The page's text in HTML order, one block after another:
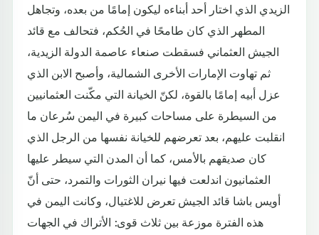
الزيدي الذي اختار أحد أبناءه ليكون إمامًا من بعده، وتجاهل
المطهر الذي كان طامحًا في الحُكم، فتحالف مع قائد
الجيش العثماني فسقطت صنعاء عاصمة الدولة الزيدية،
ثم تهاوت الإمارات الأخرى الشمالية، وأصبح الابن الذي
عزل أبيه إمامًا بالقوة، لكنّ الخيانة التي مكّنت العثمانيين
من السيطرة على مساحات كبيرة في اليمن سُرعان ما
انقلبت عليهم، بعد تعرضهم للخيانة نفسها من الرجل الذي
كان صديقهم بالأمس، كما أن المدن التي سيطر عليها
العثمانيون اندلعت فيها نيران الثورات والتمرد، حتى أنّ
أويس باشا قائد الجيش تعرض للاغتيال، وكانت اليمن في
هذه الفترة موزعة بين ثلاث قوى: الأتراك في الجهات